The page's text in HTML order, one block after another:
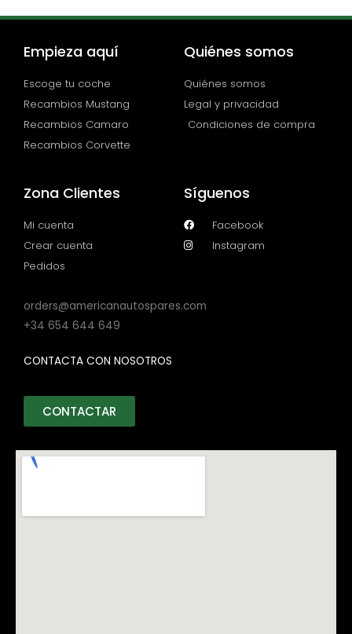
Empieza aquí
Escoge tu coche
Recambios Mustang
Recambios Camaro
Recambios Corvette
Quiénes somos
Quiénes somos
Legal y privacidad
Condiciones de compra
Zona Clientes
Mi cuenta
Crear cuenta
Pedidos
Síguenos
Facebook
Instagram
orders@americanautospares.com
+34 654 644 649
CONTACTA CON NOSOTROS
CONTACTAR